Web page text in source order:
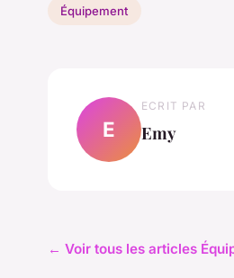
Équipement
E
ECRIT PAR
Emy
← Voir tous les articles